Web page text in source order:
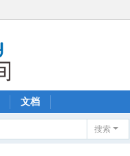
文档
搜索